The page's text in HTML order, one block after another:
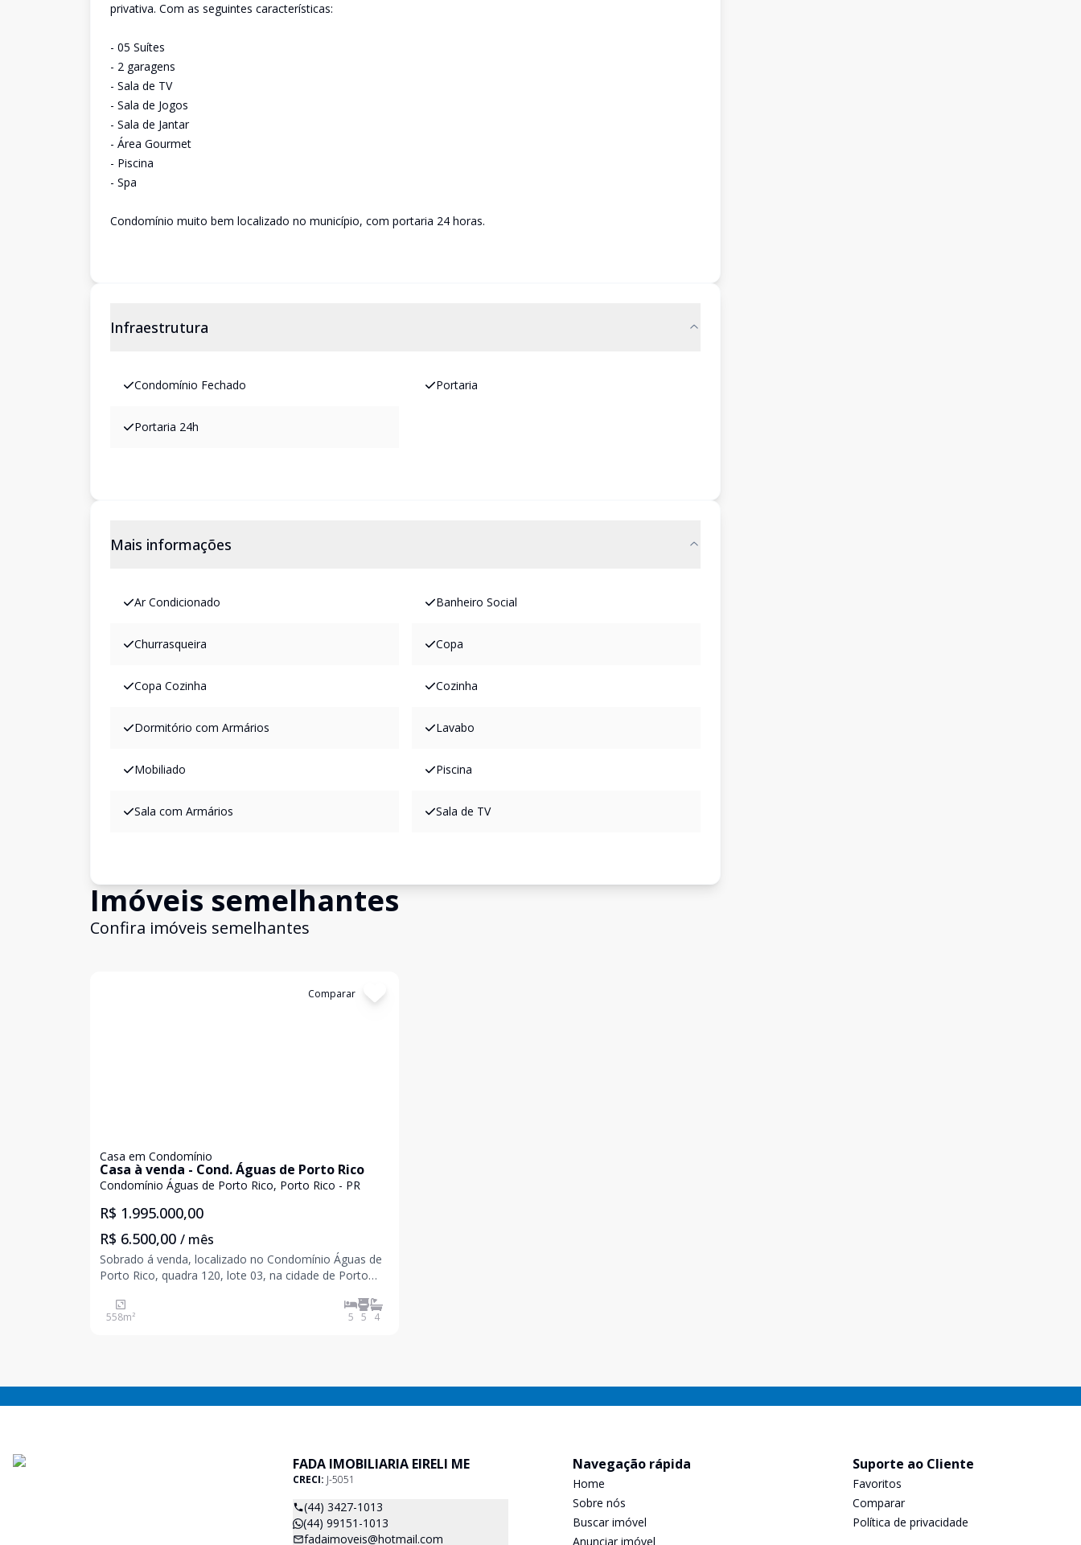
privativa. Com as seguintes características:
- 05 Suítes
- 2 garagens
- Sala de TV
- Sala de Jogos
- Sala de Jantar
- Área Gourmet
- Piscina
- Spa
Condomínio muito bem localizado no município, com portaria 24 horas.
Infraestrutura
Condomínio Fechado Portaria
Portaria 24h
Mais informações
Ar Condicionado Banheiro Social
Churrasqueira Copa
Copa Cozinha Cozinha
Dormitório com Armários Lavabo
Mobiliado Piscina
Sala com Armários Sala de TV
Imóveis semelhantes
Confira imóveis semelhantes
Comparar
Casa em Condomínio
Casa à venda - Cond. Águas de Porto Rico
Condomínio Águas de Porto Rico, Porto Rico - PR
R$ 1.995.000,00
R$ 6.500,00 / mês
Sobrado á venda, localizado no Condomínio Águas de
Porto Rico, quadra 120, lote 03, na cidade de Porto
uma área total de 810,72 m² sendo 558,31 m² de área
privativa. Com as seguintes características:
558m² 5 5 4
FADA IMOBILIARIA EIRELI ME
CRECI: J-5051
(44) 3427-1013
(44) 99151-1013
fadaimoveis@hotmail.com
Navegação rápida
Home
Sobre nós
Buscar imóvel
Anunciar imóvel
Suporte ao Cliente
Favoritos
Comparar
Política de privacidade